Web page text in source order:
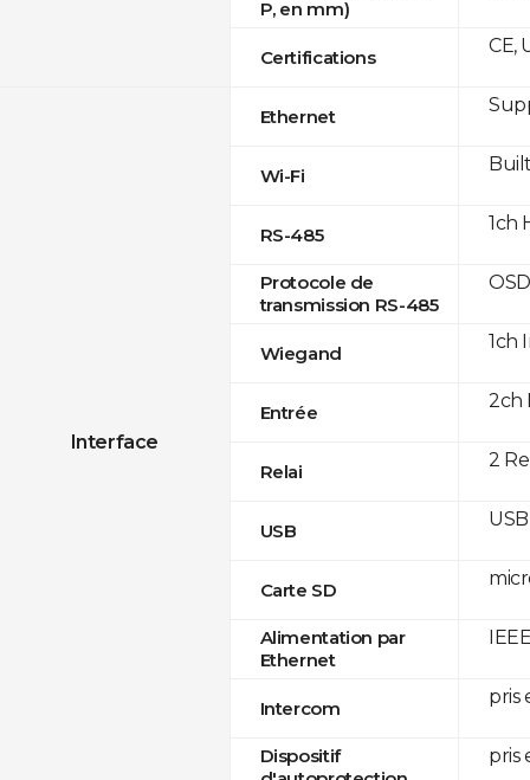
P, en mm)
Certifications
Interface
Ethernet
Wi-Fi
RS-485
Protocole de
transmission RS-485
Wiegand
Entrée
Relai
USB
Carte SD
Alimentation par
Ethernet
Intercom
Dispositif
CE,
1ch
1ch
2ch
2
pris
pris